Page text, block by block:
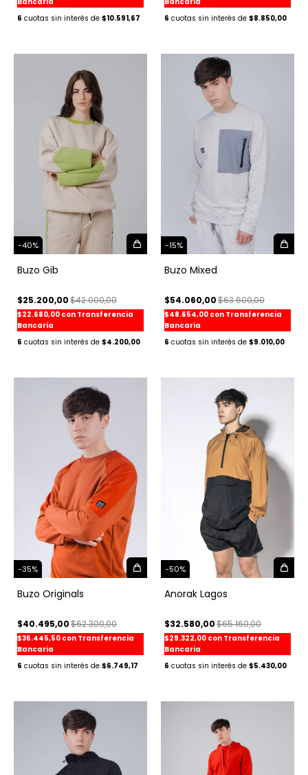
6
$10.591,67
6
$8.850,00
-40%
Buzo Gib
$25.200,00$42.000,00
$22.680,00 con Transferencia
Bancaria
6
$4.200,00
-15%
Buzo Mixed
$54.060,00$63.600,00
$48.654,00 con Transferencia
Bancaria
6
$9.010,00
-35%
Buzo Originals
$40.495,00$62.300,00
$36.445,50 con Transferencia
Bancaria
6
$6.749,17
-50%
Anorak Lagos
$32.580,00$65.160,00
$29.322,00 con Transferencia
Bancaria
6
$5.430,00